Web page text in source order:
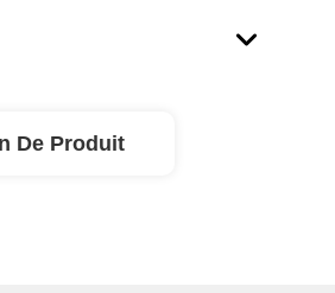
De Produit